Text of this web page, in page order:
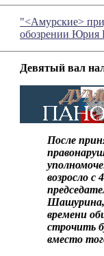
"<Амурские>
обозрении Юрия
Девятый вал
После
возросло с
Шашурина,
времени
строчить
вместо